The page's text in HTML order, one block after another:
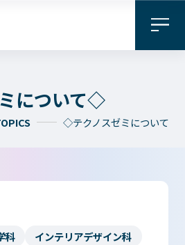
い合わせ
デジタル
について◇
◇テクノスゼミについて◇
科
インテリアデザイン科